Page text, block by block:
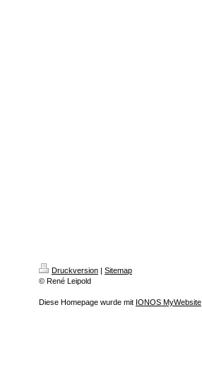
Druckversion | Sitemap
© René Leipold
Diese Homepage wurde mit IONOS MyWebsite